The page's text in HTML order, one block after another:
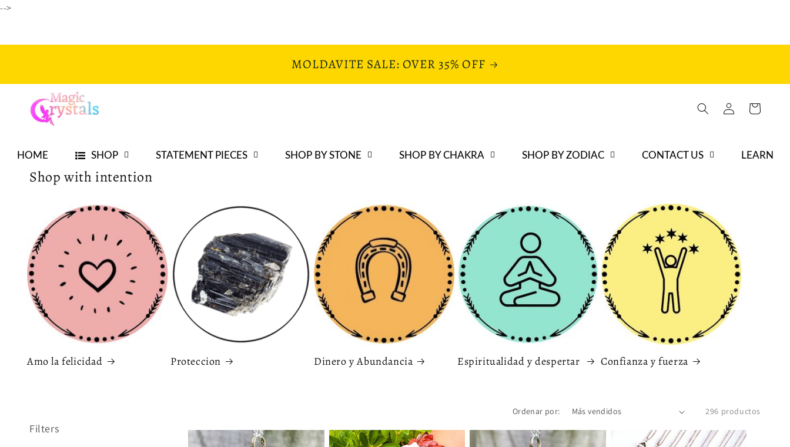
-->
MOLDAVITE SALE: OVER 35% OFF
directamente
sesión
Carrito
HOME SHOP STATEMENT PIECES SHOP BY STONE SHOP BY CHAKRA SHOP BY ZODIAC CONTACT US LEARN
Shop with intention
Amo la felicidad Proteccion Dinero y Abundancia Espiritualidad y despertar Confianza y fuerza
Ordenar por: 296 productos